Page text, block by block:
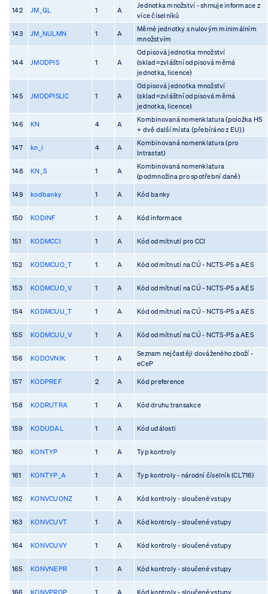
142 JM_GL 1 A
Jednotka množství - shrnuje informace z
více číselníků
143 JM_NULMN 1 A
Měrné jednotky s nulovým minimálním
množstvím
144 JMODPIS 1 A
Odpisová jednotka množství
(sklad=zvláštní odpisová měrná
jednotka, licence)
145 JMODPISLIC 1 A
Odpisová jednotka množství
(sklad=zvláštní odpisová měrná
jednotka, licence)
146 KN 4 A
Kombinovaná nomenklatura (položka HS
+ dvě další místa {přebíráno z EU})
147 kn_i 4 A
Kombinovaná nomenklatura (pro
Intrastat)
148 KN_S 1 A
Kombinovaná nomenklatura
(podmnožina pro spotřební daně)
149 kodbanky 1 A Kód banky
150 KODINF 1 A Kód informace
151 KODMCCI 1 A Kód odmítnutí pro CCI
152 KODMCUO_T 1 A Kód odmítnutí na CÚ - NCTS-P5 a AES
153 KODMCUO_V 1 A Kód odmítnutí na CÚ - NCTS-P5 a AES
154 KODMCUU_T 1 A Kód odmítnutí na CÚ - NCTS-P5 a AES
155 KODMCUU_V 1 A Kód odmítnutí na CÚ - NCTS-P5 a AES
156 KODOVNIK 1 A
Seznam nejčastěji dováženého zboží -
eCeP
157 KODPREF 2 A Kód preference
158 KODRUTRA 1 A Kód druhu transakce
159 KODUDAL 1 A Kód události
160 KONTYP 1 A Typ kontroly
161 KONTYP_A 1 A Typ kontroly - národní číselník (CL716)
162 KONVCUONZ 1 A Kód kontroly - sloučené vstupy
163 KONVCUVT 1 A Kód kontroly - sloučené vstupy
164 KONVCUVY 1 A Kód kontroly - sloučené vstupy
165 KONVNEPR 1 A Kód kontroly - sloučené vstupy
166 KONVPROP 1 A Kód kontroly - sloučené vstupy